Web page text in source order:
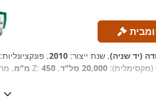
(יד שניה), שנת ייצור: 2010, פונקציונליות:
410 מ"מ , מרחק תנועה ציר Z: (מקסימלית): 20,000 סל"ד
,